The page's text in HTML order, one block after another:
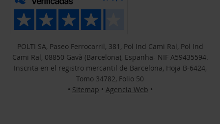
POLTI SA, Paseo Ferrocarril, 381, Pol Ind Cami Ral, Pol Ind
Cami Ral, 08850 Gavà (Barcelona), Espanha- NIF A59435594.
Inscrita en el registro mercantil de Barcelona, Hoja B-6424,
Tomo 34782, Folio 50
• Sitemap • Agencia Web •